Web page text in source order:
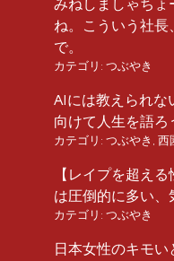
みねしましゃちょ
ね。こういう社長
で。
カテゴリ: つぶやき
AIには教えられ
向けて人生を語
カテゴリ: つぶやき , 西
【レイプを超え
は圧倒的に多い、
カテゴリ: つぶやき
日本女性のキモ